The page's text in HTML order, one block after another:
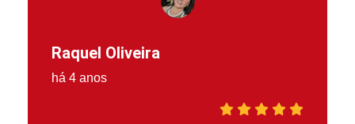
Raquel Oliveira
há 4 anos